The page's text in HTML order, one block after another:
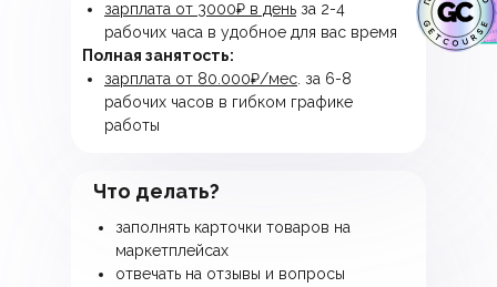
зарплата от 3000₽ в день за 2-4
рабочих часа в удобное для вас время
Полная занятость:
зарплата от 80.000₽/мес . за 6-8
рабочих часов в гибком графике
работы
Что делать?
заполнять карточки товаров на
маркетплейсах
отвечать на отзывы и вопросы